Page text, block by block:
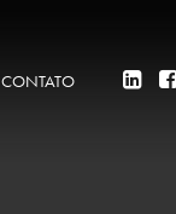
CONTATO